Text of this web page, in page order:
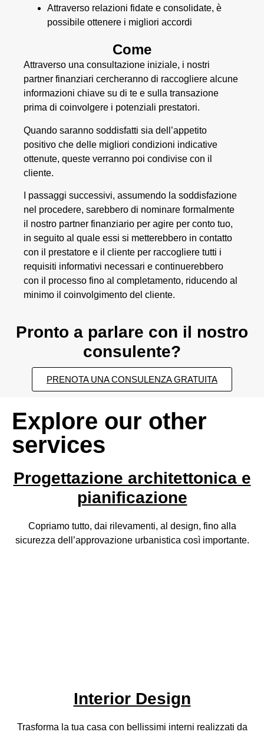
Attraverso relazioni fidate e consolidate, è
possibile ottenere i migliori accordi
Come
Attraverso una consultazione iniziale, i nostri
partner finanziari cercheranno di raccogliere alcune
informazioni chiave su di te e sulla transazione
prima di coinvolgere i potenziali prestatori.
Quando saranno soddisfatti sia dell’appetito
positivo che delle migliori condizioni indicative
ottenute, queste verranno poi condivise con il
cliente.
I passaggi successivi, assumendo la soddisfazione
nel procedere, sarebbero di nominare formalmente
il nostro partner finanziario per agire per conto tuo,
in seguito al quale essi si metterebbero in contatto
con il prestatore e il cliente per raccogliere tutti i
requisiti informativi necessari e continuerebbero
con il processo fino al completamento, riducendo al
minimo il coinvolgimento del cliente.
Pronto a parlare con il nostro
consulente?
PRENOTA UNA CONSULENZA GRATUITA
Explore our other
services
Progettazione architettonica e
pianificazione
Copriamo tutto, dai rilevamenti, al design, fino alla
sicurezza dell’approvazione urbanistica così importante.
Interior Design
Trasforma la tua casa con bellissimi interni realizzati da